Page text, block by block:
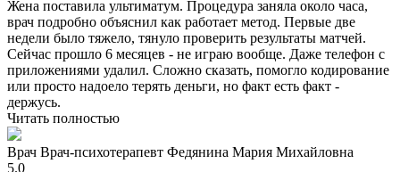
Жена поставила ультиматум. Процедура заняла около часа,
врач подробно объяснил как работает метод. Первые две
недели было тяжело, тянуло проверить результаты матчей.
Сейчас прошло 6 месяцев - не играю вообще. Даже телефон с
приложениями удалил. Сложно сказать, помогло кодирование
или просто надоело терять деньги, но факт есть факт -
держусь.
Читать полностью
Врач Врач-психотерапевт Федянина Мария Михайловна
5.0